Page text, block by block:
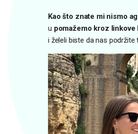
Kao što znate mi nismo
u pomažemo kroz
i želeli biste da nas